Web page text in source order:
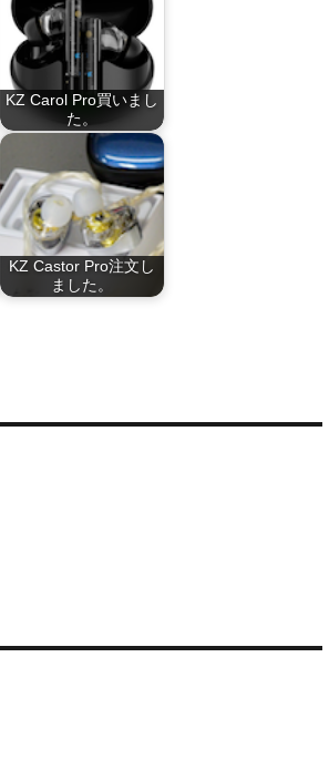
KZ Carol Pro買いまし
た。
KZ Castor Pro注文し
ました。